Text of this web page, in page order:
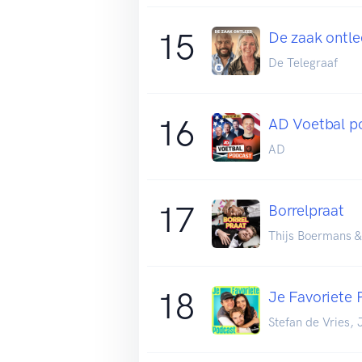
15 De zaak
De Telegraaf
16 AD Voetbal
AD
17 Borrelpraat
Thijs Boermans
18 Je Favoriete
Stefan de Vries,